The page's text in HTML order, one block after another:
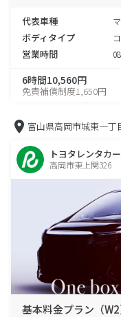
代表車種
ボディタイプ
営業時間
6時間10,560円
免責補償制度1,650円
富山県高岡市城東一丁
トヨタレンタカ
高岡市東上関326
基本料金プラン（W2